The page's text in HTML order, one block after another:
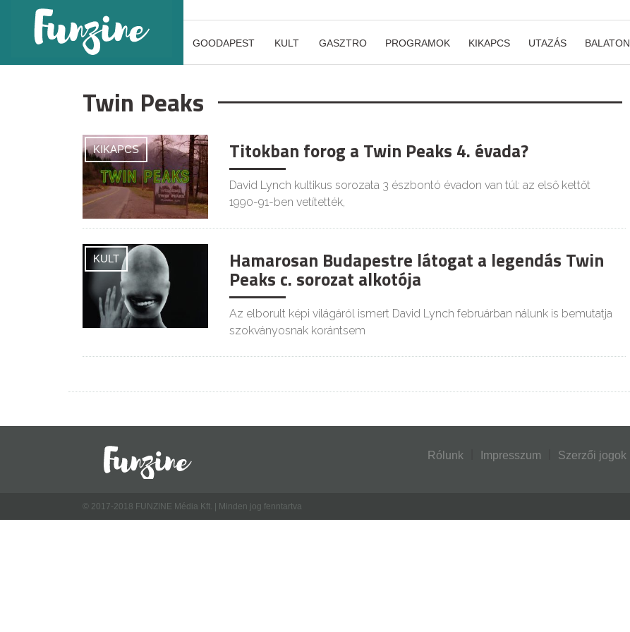
GOODAPEST KULT GASZTRO PROGRAMOK KIKAPCS UTAZÁS BALATON
Twin Peaks
KIKAPCS Titokban forog a Twin Peaks 4. évada?
David Lynch kultikus sorozata 3 észbontó évadon van túl: az első kettőt
1990-91-ben vetítették,
KULT Hamarosan Budapestre látogat a legendás Twin
Peaks c. sorozat alkotója
Az elborult képi világáról ismert David Lynch februárban nálunk is bemutatja
szokványosnak korántsem
Rólunk Impresszum Szerzői jogok
© 2017-2018 FUNZINE Média Kft. | Minden jog fenntartva